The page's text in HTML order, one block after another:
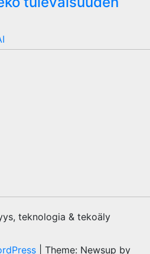
teknologia & tekoäly
Theme: Newsup by